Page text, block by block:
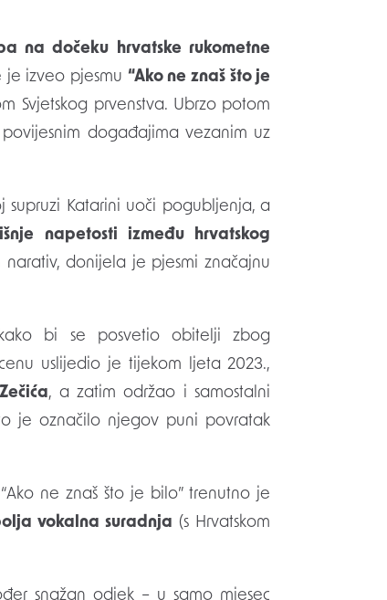
na dočeku hrvatske rukometne
je izveo pjesmu “Ako ne znaš što je
Svjetskog prvenstva. Ubrzo potom
povijesnim događajima vezanim uz
supruzi Katarini uoči pogubljenja, a
napetosti između hrvatskog
donijela je pjesmi značajnu
bi se posvetio obitelji zbog
uslijedio je tijekom ljeta 2023.,
, a zatim održao i samostalni
je označilo njegov puni povratak
ne znaš što je bilo” trenutno je
vokalna suradnja (s Hrvatskom
snažan odjek – u samo mjesec